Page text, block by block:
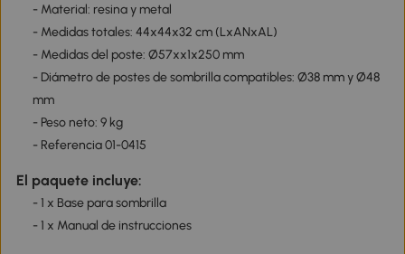
- Material: resina y metal
- Medidas totales: 44x44x32 cm (LxANxAL)
- Medidas del poste: Ø57xx1x250 mm
- Diámetro de postes de sombrilla compatibles: Ø38 mm y Ø48
mm
- Peso neto: 9 kg
- Referencia 01-0415
El paquete incluye:
- 1 x Base para sombrilla
- 1 x Manual de instrucciones